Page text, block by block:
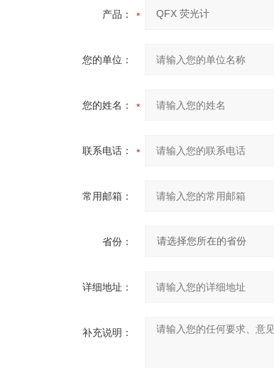
产品：
您的单位：
您的姓名：
联系电话：
常用邮箱：
省份：
详细地址：
补充说明：